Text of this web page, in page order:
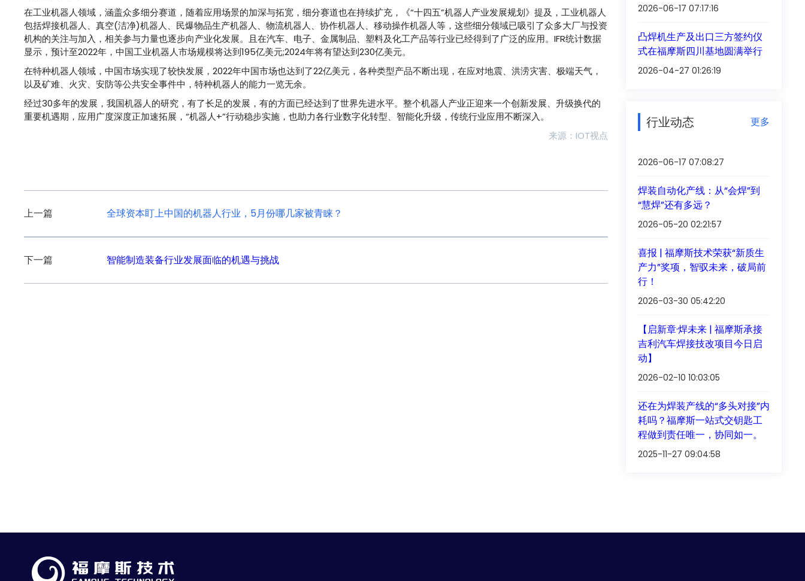
在工业机器人领域，涵盖众多细分赛道，随着应用场景的加深与拓宽，细分赛道也在持续扩充，《“十四五”机器人产业发展规划》提及，工业机器人
包括焊接机器人、真空(洁净)机器人、民爆物品生产机器人、物流机器人、协作机器人、移动操作机器人等，这些细分领域已吸引了众多大厂与投资
机构的关注与加入，相关参与力量也逐步向产业化发展。且在汽车、电子、金属制品、塑料及化工产品等行业已经得到了广泛的应用。IFR统计数据
显示，预计至2022年，中国工业机器人市场规模将达到195亿美元;2024年将有望达到230亿美元。
在特种机器人领域，中国市场实现了较快发展，2022年中国市场也达到了22亿美元，各种类型产品不断出现，在应对地震、洪涝灾害、极端天气，
以及矿难、火灾、安防等公共安全事件中，特种机器人的能力一览无余。
经过30多年的发展，我国机器人的研究，有了长足的发展，有的方面已经达到了世界先进水平。整个机器人产业正迎来一个创新发展、升级换代的
重要机遇期，应用广度深度正加速拓展，“机器人+”行动稳步实施，也助力各行业数字化转型、智能化升级，传统行业应用不断深入。
来源：IOT视点
文
章
导
航
上一篇 全球资本盯上中国的机器人行业，5月份哪几家被青睐？
下一篇 智能制造装备行业发展面临的机遇与挑战
2026-06-17 07:17:16
凸焊机生产及出口三方签约仪
式在福摩斯四川基地圆满举行
2026-04-27 01:26:19
行业动态 更多
2026-06-17 07:08:27
焊装自动化产线：从“会焊”到
“慧焊”还有多远？
2026-05-20 02:21:57
喜报 | 福摩斯技术荣获“新质生
产力”奖项，智驭未来，破局前
行！
2026-03-30 05:42:20
【启新章·焊未来 | 福摩斯承接
吉利汽车焊接技改项目今日启
动】
2026-02-10 10:03:05
还在为焊装产线的“多头对接”内
耗吗？福摩斯一站式交钥匙工
程做到责任唯一，协同如一。
2025-11-27 09:04:58